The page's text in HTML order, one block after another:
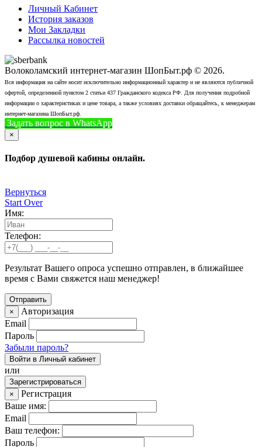
Личный Кабинет
История заказов
Мои Закладки
Рассылка новостей
Волоколамский интернет-магазин ШопБыт.рф © 2026.
Вся информация на сайте носит исключительно информационный характер и не являются публичной
офертой, определенной пунктом 2 статьи 437 Гражданского кодекса РФ. Для получения подробной
информации о характеристиках и цене товара, а также условиях доставки обращайтесь, к менеджерам
интернет-магазина ШопБыт.рф.
Задать вопрос в WhatsApp
×
Подбор душевой кабины онлайн.
Вернуться
Start Over
Имя:
Телефон:
Результат Вашего опроса успешно отправлен, в ближайшее
время с Вами свяжется наш менеджер!
×
Авторизация
Email
Пароль
Забыли пароль?
Войти в Личный кабинет
или
Зарегистрироваться
×
Регистрация
Ваше имя:
Email
Ваш телефон:
Пароль